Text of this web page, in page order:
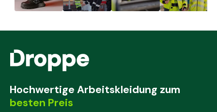
Hochwertige Arbeitskleidung zum
besten Preis